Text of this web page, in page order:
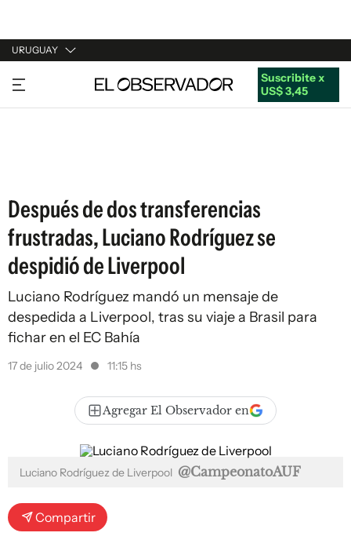
URUGUAY
URUGUAY
ARGENTINA
Suscribite x
US$ 3,45
Después de dos transferencias
frustradas, Luciano Rodríguez se
despidió de Liverpool
Luciano Rodríguez mandó un mensaje de
despedida a Liverpool, tras su viaje a Brasil para
fichar en el EC Bahía
17 de julio 2024 11:15 hs
Agregar El Observador en
Luciano Rodríguez de Liverpool @CampeonatoAUF
Compartir